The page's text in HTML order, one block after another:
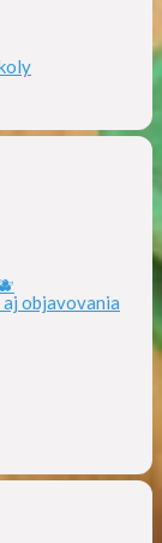
aj objavovania